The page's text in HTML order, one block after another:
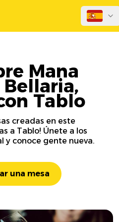
Mana
Tablo
creadas en este
a Tablo! Únete a los
y conoce gente nueva.
una mesa